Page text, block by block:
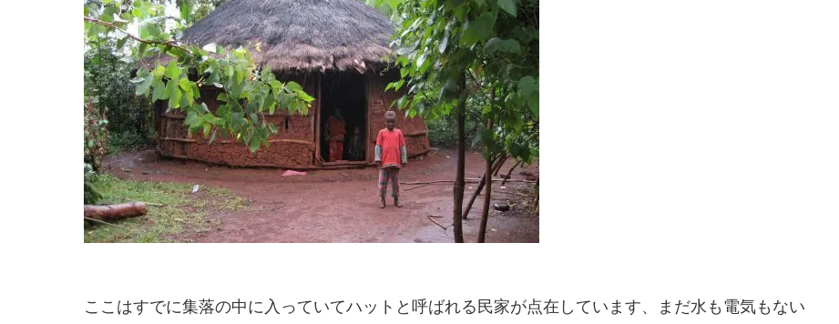
ここはすでに集落の中に入っていてハットと呼ばれる民家が点在しています、まだ水も電気もない